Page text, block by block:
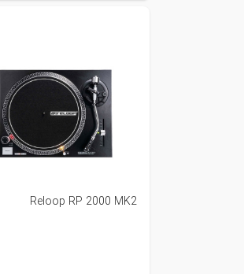
Reloop RP 2000 MK2